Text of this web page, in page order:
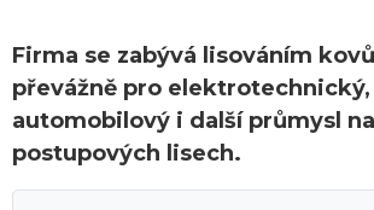
Firma se zabývá lisováním
převážně pro elektrotechnický,
automobilový i další průmysl na
postupových lisech.